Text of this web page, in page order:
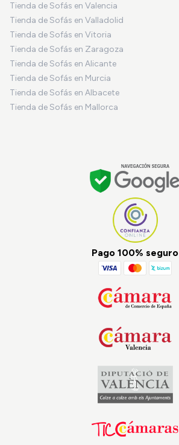
Tienda de Sofás en Valencia
Tienda de Sofás en Valladolid
Tienda de Sofás en Vitoria
Tienda de Sofás en Zaragoza
Tienda de Sofás en Alicante
Tienda de Sofás en Murcia
Tienda de Sofás en Albacete
Tienda de Sofás en Mallorca
Pago 100% seguro